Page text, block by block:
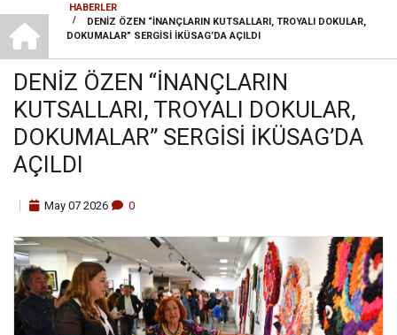
SAYFA
YOLU
HABERLER
/
DENIZ ÖZEN “İNANÇLARIN KUTSALLARI, TROYALI DOKULAR,
DOKUMALAR” SERGISI İKÜSAG’DA AÇILDI
DENIZ ÖZEN “İNANÇLARIN
KUTSALLARI, TROYALI DOKULAR,
DOKUMALAR” SERGISI İKÜSAG’DA
AÇILDI
May 07 2026 0